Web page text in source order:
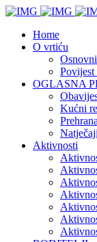
Home
O vrtiću
Povijest
OGLASNA
Kućni
Prehrana
Natječaji
Aktivnosti